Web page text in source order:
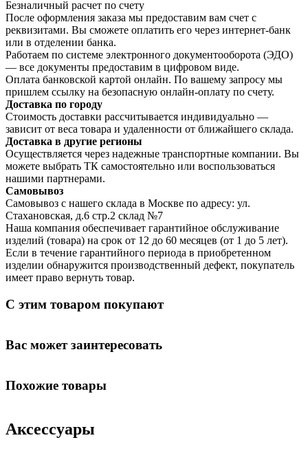
Безналичный расчет по счету
После оформления заказа мы предоставим вам счет с
реквизитами. Вы сможете оплатить его через интернет-банк
или в отделении банка.
Работаем по системе электронного документооборота (ЭДО)
— все документы предоставим в цифровом виде.
Оплата банковской картой онлайн. По вашему запросу мы
пришлем ссылку на безопасную онлайн-оплату по счету.
Доставка по городу
Стоимость доставки рассчитывается индивидуально —
зависит от веса товара и удаленности от ближайшего склада.
Доставка в другие регионы
Осуществляется через надежные транспортные компании. Вы
можете выбрать ТК самостоятельно или воспользоваться
нашими партнерами.
Самовывоз
Самовывоз с нашего склада в Москве по адресу: ул.
Стахановская, д.6 стр.2 склад №7
Наша компания обеспечивает гарантийное обслуживание
изделий (товара) на срок от 12 до 60 месяцев (от 1 до 5 лет).
Если в течение гарантийного периода в приобретенном
изделии обнаружится производственный дефект, покупатель
имеет право вернуть товар.
С этим товаром покупают
Вас может заинтересовать
Похожие товары
Аксессуары